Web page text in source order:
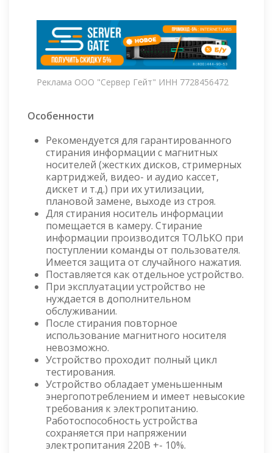
Реклама ООО "Сервер Гейт" ИНН 7728456472
Особенности
Рекомендуется для гарантированного
стирания информации с магнитных
носителей (жестких дисков, стримерных
картриджей, видео- и аудио кассет,
дискет и т.д.) при их утилизации,
плановой замене, выходе из строя.
Для стирания носитель информации
помещается в камеру. Стирание
информации производится ТОЛЬКО при
поступлении команды от пользователя.
Имеется защита от случайного нажатия.
Поставляется как отдельное устройство.
При эксплуатации устройство не
нуждается в дополнительном
обслуживании.
После стирания повторное
использование магнитного носителя
невозможно.
Устройство проходит полный цикл
тестирования.
Устройство обладает уменьшенным
энергопотреблением и имеет невысокие
требования к электропитанию.
Работоспособность устройства
сохраняется при напряжении
электропитания 220В +- 10%.